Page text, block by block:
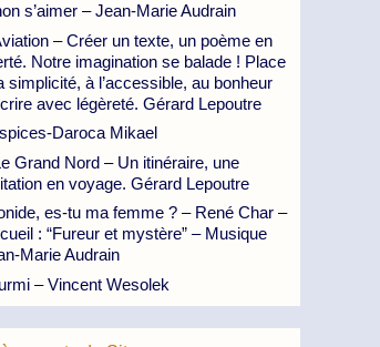
s’aimer – Jean-Marie Audrain
– Créer un texte, un poème en
Notre imagination se balade ! Place
simplicité, à l’accessible, au bonheur
avec légèreté. Gérard Lepoutre
Daroca Mikael
Grand Nord – Un itinéraire, une
en voyage. Gérard Lepoutre
es-tu ma femme ? – René Char –
: “Fureur et mystère” – Musique
Marie Audrain
– Vincent Wesolek